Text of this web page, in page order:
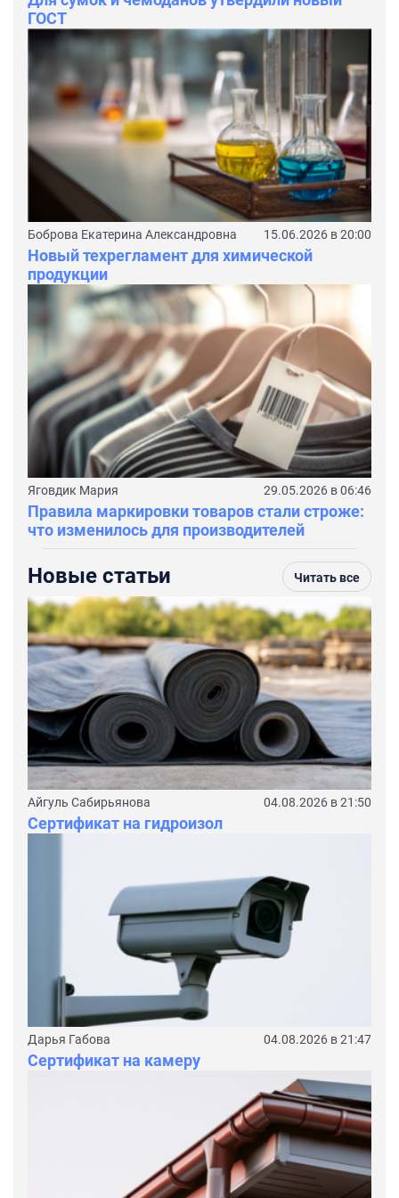
ГОСТ
Боброва Екатерина Александровна 15.06.2026 в 20:00
Новый техрегламент для химической
продукции
Яговдик Мария 29.05.2026 в 06:46
Правила маркировки товаров стали строже:
что изменилось для производителей
Новые статьи Читать все
Айгуль Сабирьянова 04.08.2026 в 21:50
Сертификат на гидроизол
Дарья Габова 04.08.2026 в 21:47
Сертификат на камеру